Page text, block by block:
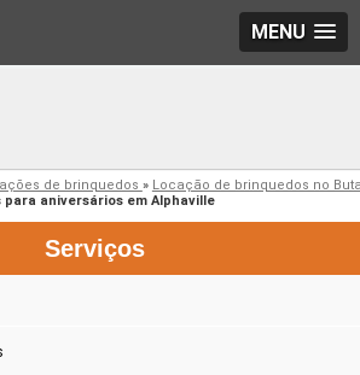
MENU
de brinquedos » Locação de brinquedos no
aniversários em Alphaville
Serviços